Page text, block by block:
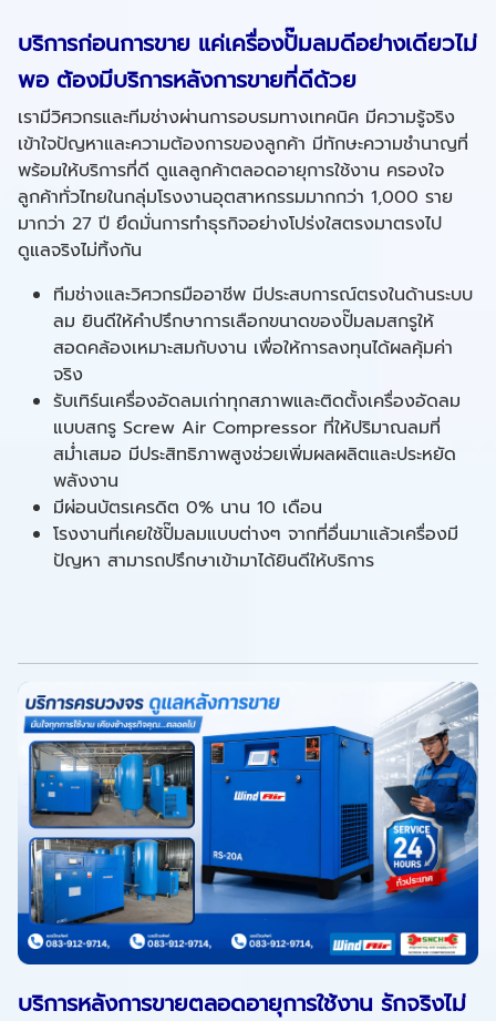
บริการก่อนการขาย แค่เครื่องปั๊มลมดีอย่างเดียวไม่
พอ ต้องมีบริการหลังการขายที่ดีด้วย
เรามีวิศวกรและทีมช่างผ่านการอบรมทางเทคนิค มีความรู้จริง
เข้าใจปัญหาและความต้องการของลูกค้า มีทักษะความชำนาญที่
พร้อมให้บริการที่ดี ดูแลลูกค้าตลอดอายุการใช้งาน ครองใจ
ลูกค้าทั่วไทยในกลุ่มโรงงานอุตสาหกรรมมากกว่า 1,000 ราย
มากว่า 27 ปี ยึดมั่นการทำธุรกิจอย่างโปร่งใสตรงมาตรงไป
ดูแลจริงไม่ทิ้งกัน
ทีมช่างและวิศวกรมืออาชีพ มีประสบการณ์ตรงในด้านระบบ
ลม ยินดีให้คำปรึกษาการเลือกขนาดของปั๊มลมสกรูให้
สอดคล้องเหมาะสมกับงาน เพื่อให้การลงทุนได้ผลคุ้มค่า
จริง
รับเทิร์นเครื่องอัดลมเก่าทุกสภาพและติดตั้งเครื่องอัดลม
แบบสกรู Screw Air Compressor ที่ให้ปริมาณลมที่
สม่ำเสมอ มีประสิทธิภาพสูงช่วยเพิ่มผลผลิตและประหยัด
พลังงาน
มีผ่อนบัตรเครดิต 0% นาน 10 เดือน
โรงงานที่เคยใช้ปั๊มลมแบบต่างๆ จากที่อื่นมาแล้วเครื่องมี
ปัญหา สามารถปรึกษาเข้ามาได้ยินดีให้บริการ
บริการหลังการขายตลอดอายุการใช้งาน รักจริงไม่